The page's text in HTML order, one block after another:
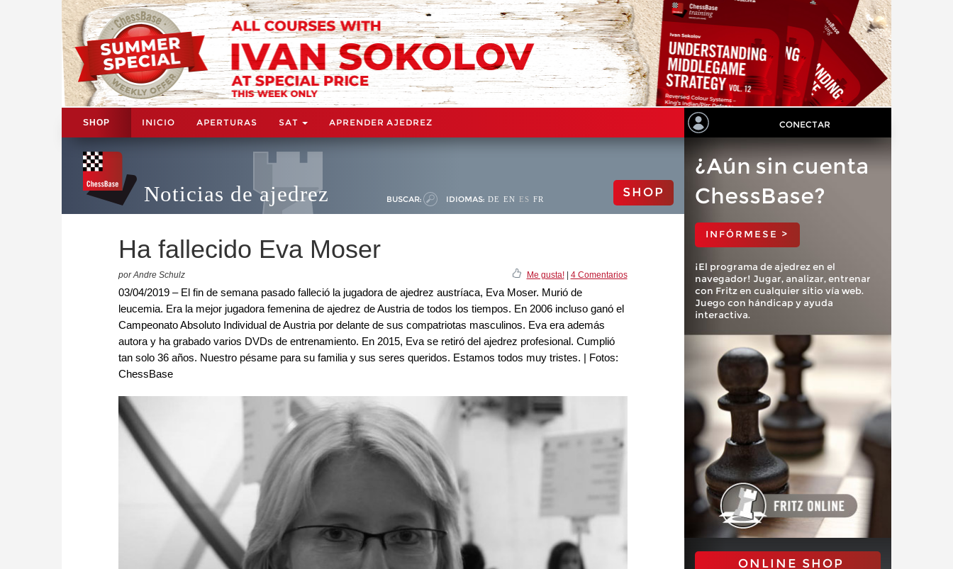
SHOP INICIO APERTURAS SAT APRENDER AJEDREZ CONECTAR
Noticias de ajedrez BUSCAR: IDIOMAS: DE EN ES FR SHOP
Ha fallecido Eva Moser
por Andre Schulz Me gusta!| 4 Comentarios
03/04/2019 – El fin de semana pasado falleció la jugadora de ajedrez austríaca, Eva Moser. Murió de
leucemia. Era la mejor jugadora femenina de ajedrez de Austria de todos los tiempos. En 2006 incluso ganó el
Campeonato Absoluto Individual de Austria por delante de sus compatriotas masculinos. Eva era además
autora y ha grabado varios DVDs de entrenamiento. En 2015, Eva se retiró del ajedrez profesional. Cumplió
tan solo 36 años. Nuestro pésame para su familia y sus seres queridos. Estamos todos muy tristes. | Fotos:
ChessBase
¿Aún sin cuenta
ChessBase?
INFÓRMESE >
¡El programa de ajedrez en el
navegador! Jugar, analizar, entrenar
con Fritz en cualquier sitio vía web.
Juego con hándicap y ayuda
interactiva.
ONLINE SHOP